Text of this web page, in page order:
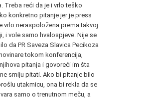
Treba reći da je i vrlo teško
konkretno pitanje jer je press
vrlo neraspoložena prema takvoj
i vole samo hvalospjeve. Nije se
da PR Saveza Slavica Pecikoza
tokom konferencija,
pitanja i govoreći im šta
smiju pitati. Ako bi pitanje bilo
utakmicu, ona bi rekla da se
samo o trenutnom meču, a